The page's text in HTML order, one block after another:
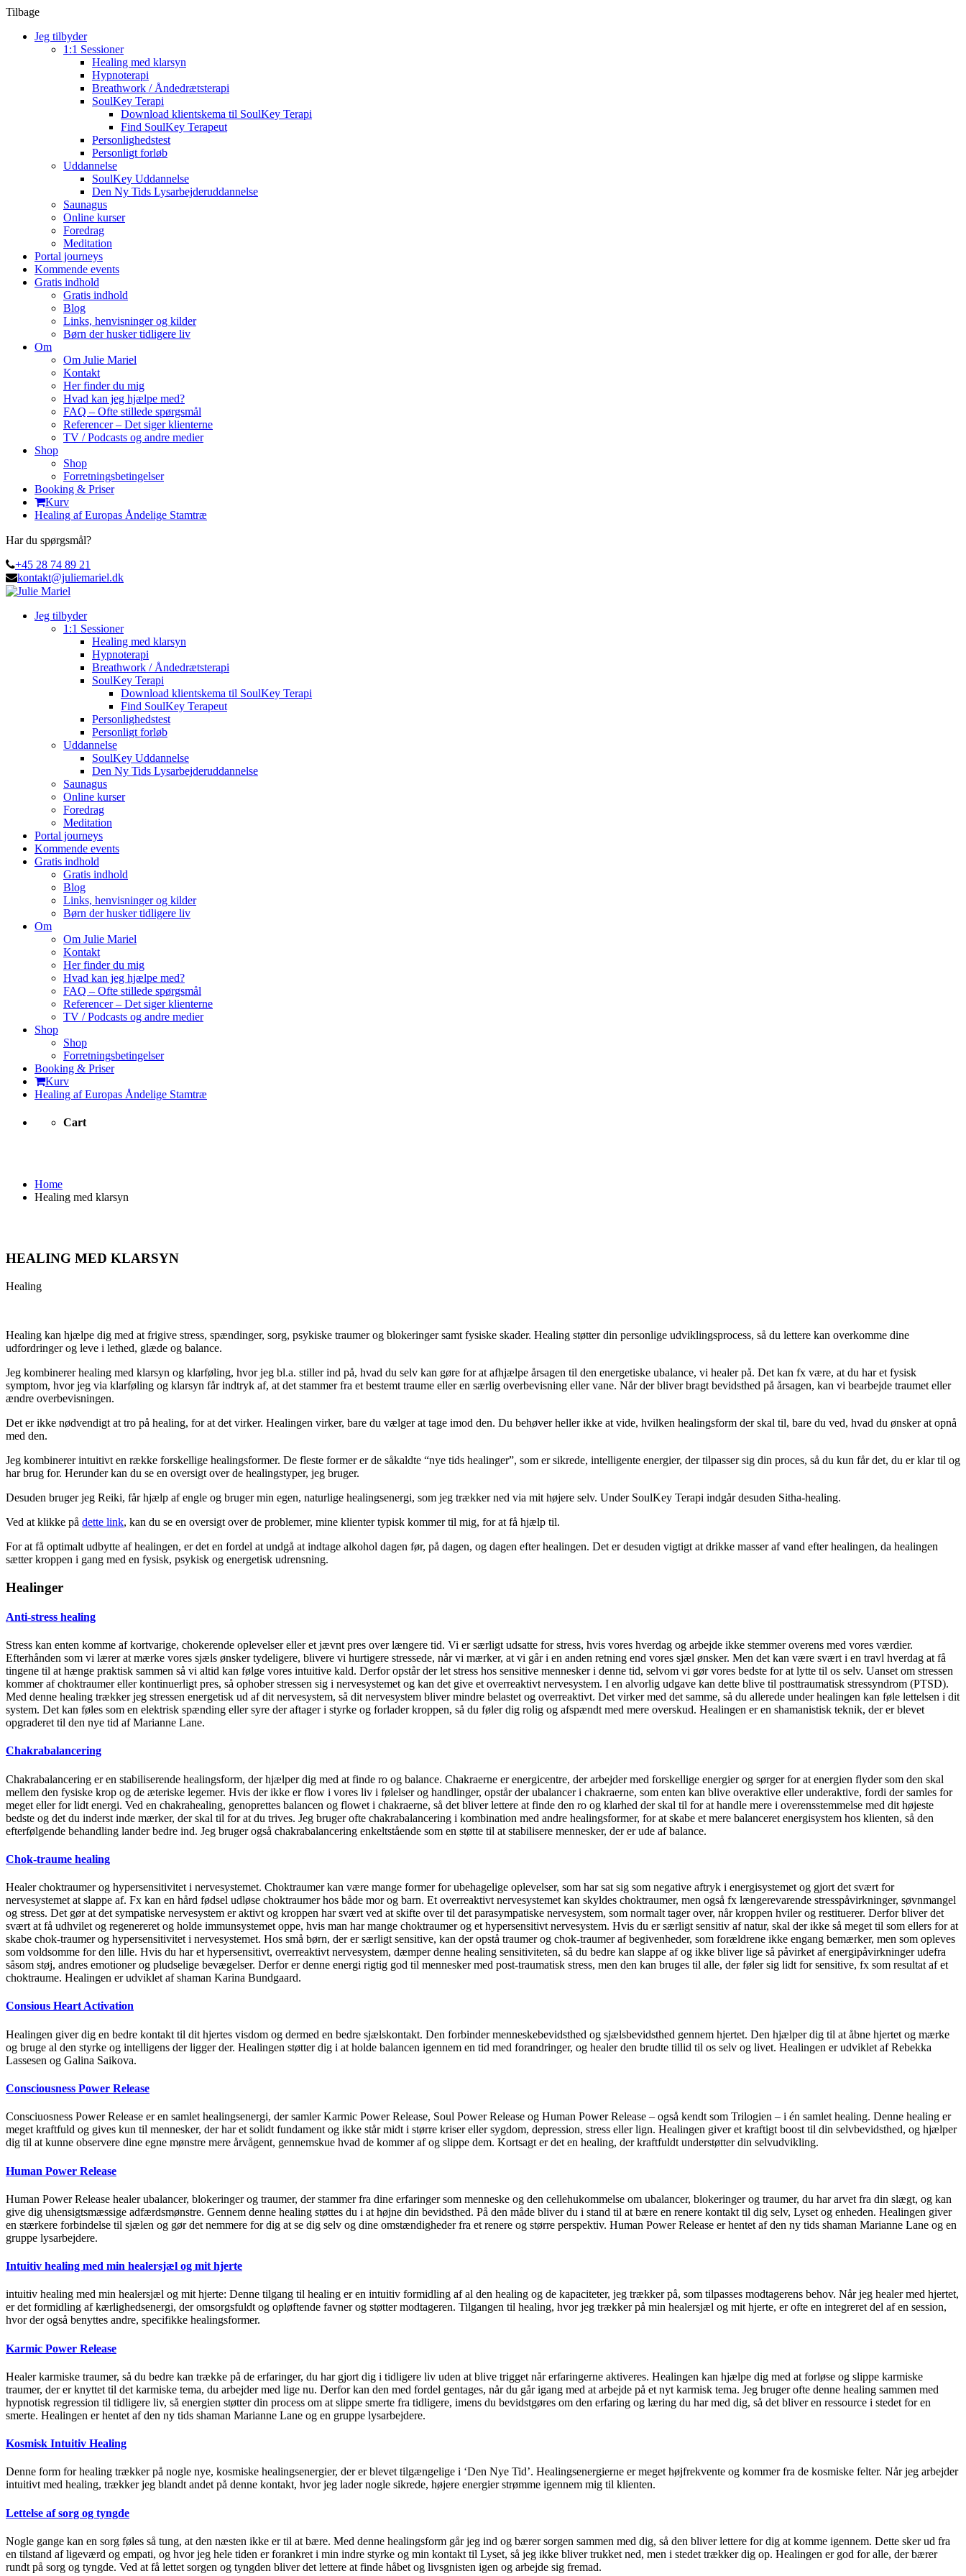
Tilbage
Jeg tilbyder
1:1 Sessioner
Healing med klarsyn
Hypnoterapi
Breathwork / Åndedrætsterapi
SoulKey Terapi
Download klientskema til SoulKey Terapi
Find SoulKey Terapeut
Personlighedstest
Personligt forløb
Uddannelse
SoulKey Uddannelse
Den Ny Tids Lysarbejderuddannelse
Saunagus
Online kurser
Foredrag
Meditation
Portal journeys
Kommende events
Gratis indhold
Gratis indhold
Blog
Links, henvisninger og kilder
Børn der husker tidligere liv
Om
Om Julie Mariel
Kontakt
Her finder du mig
Hvad kan jeg hjælpe med?
FAQ – Ofte stillede spørgsmål
Referencer – Det siger klienterne
TV / Podcasts og andre medier
Shop
Shop
Forretningsbetingelser
Booking & Priser
Kurv
Healing af Europas Åndelige Stamtræ
Har du spørgsmål?
+45 28 74 89 21
kontakt@juliemariel.dk
Jeg tilbyder
1:1 Sessioner
Healing med klarsyn
Hypnoterapi
Breathwork / Åndedrætsterapi
SoulKey Terapi
Download klientskema til SoulKey Terapi
Find SoulKey Terapeut
Personlighedstest
Personligt forløb
Uddannelse
SoulKey Uddannelse
Den Ny Tids Lysarbejderuddannelse
Saunagus
Online kurser
Foredrag
Meditation
Portal journeys
Kommende events
Gratis indhold
Gratis indhold
Blog
Links, henvisninger og kilder
Børn der husker tidligere liv
Om
Om Julie Mariel
Kontakt
Her finder du mig
Hvad kan jeg hjælpe med?
FAQ – Ofte stillede spørgsmål
Referencer – Det siger klienterne
TV / Podcasts og andre medier
Shop
Shop
Forretningsbetingelser
Booking & Priser
Kurv
Healing af Europas Åndelige Stamtræ
Cart
Home
Healing med klarsyn
HEALING MED KLARSYN
Healing
Healing kan hjælpe dig med at frigive stress, spændinger, sorg, psykiske traumer og blokeringer samt fysiske skader. Healing støtter din personlige udviklingsprocess, så du lettere kan overkomme dine
udfordringer og leve i lethed, glæde og balance.
Jeg kombinerer healing med klarsyn og klarføling, hvor jeg bl.a. stiller ind på, hvad du selv kan gøre for at afhjælpe årsagen til den energetiske ubalance, vi healer på. Det kan fx være, at du har et fysisk
symptom, hvor jeg via klarføling og klarsyn får indtryk af, at det stammer fra et bestemt traume eller en særlig overbevisning eller vane. Når der bliver bragt bevidsthed på årsagen, kan vi bearbejde traumet eller
ændre overbevisningen.
Det er ikke nødvendigt at tro på healing, for at det virker. Healingen virker, bare du vælger at tage imod den. Du behøver heller ikke at vide, hvilken healingsform der skal til, bare du ved, hvad du ønsker at opnå
med den.
Jeg kombinerer intuitivt en række forskellige healingsformer. De fleste former er de såkaldte “nye tids healinger”, som er sikrede, intelligente energier, der tilpasser sig din proces, så du kun får det, du er klar til og
har brug for. Herunder kan du se en oversigt over de healingstyper, jeg bruger.
Desuden bruger jeg Reiki, får hjælp af engle og bruger min egen, naturlige healingsenergi, som jeg trækker ned via mit højere selv. Under SoulKey Terapi indgår desuden Sitha-healing.
Ved at klikke på dette link, kan du se en oversigt over de problemer, mine klienter typisk kommer til mig, for at få hjælp til.
For at få optimalt udbytte af healingen, er det en fordel at undgå at indtage alkohol dagen før, på dagen, og dagen efter healingen. Det er desuden vigtigt at drikke masser af vand efter healingen, da healingen
sætter kroppen i gang med en fysisk, psykisk og energetisk udrensning.
Healinger
Anti-stress healing
Stress kan enten komme af kortvarige, chokerende oplevelser eller et jævnt pres over længere tid. Vi er særligt udsatte for stress, hvis vores hverdag og arbejde ikke stemmer overens med vores værdier.
Efterhånden som vi lærer at mærke vores sjæls ønsker tydeligere, blivere vi hurtigere stressede, når vi mærker, at vi går i en anden retning end vores sjæl ønsker. Men det kan være svært i en travl hverdag at få
tingene til at hænge praktisk sammen så vi altid kan følge vores intuitive kald. Derfor opstår der let stress hos sensitive mennesker i denne tid, selvom vi gør vores bedste for at lytte til os selv. Uanset om stressen
kommer af choktraumer eller kontinuerligt pres, så ophober stressen sig i nervesystemet og kan det give et overreaktivt nervesystem. I en alvorlig udgave kan dette blive til posttraumatisk stressyndrom (PTSD).
Med denne healing trækker jeg stressen energetisk ud af dit nervesystem, så dit nervesystem bliver mindre belastet og overreaktivt. Det virker med det samme, så du allerede under healingen kan føle lettelsen i dit
system. Det kan føles som en elektrisk spænding eller syre der aftager i styrke og forlader kroppen, så du føler dig rolig og afspændt med mere overskud. Healingen er en shamanistisk teknik, der er blevet
opgraderet til den nye tid af Marianne Lane.
Chakrabalancering
Chakrabalancering er en stabiliserende healingsform, der hjælper dig med at finde ro og balance. Chakraerne er energicentre, der arbejder med forskellige energier og sørger for at energien flyder som den skal
mellem den fysiske krop og de æteriske legemer. Hvis der ikke er flow i vores liv i følelser og handlinger, opstår der ubalancer i chakraerne, som enten kan blive overaktive eller underaktive, fordi der samles for
meget eller for lidt energi. Ved en chakrahealing, genoprettes balancen og flowet i chakraerne, så det bliver lettere at finde den ro og klarhed der skal til for at handle mere i overensstemmelse med dit højeste
bedste og det du inderst inde mærker, der skal til for at du trives. Jeg bruger ofte chakrabalancering i kombination med andre healingsformer, for at skabe et mere balanceret energisystem hos klienten, så den
efterfølgende behandling lander bedre ind. Jeg bruger også chakrabalancering enkeltstående som en støtte til at stabilisere mennesker, der er ude af balance.
Chok-traume healing
Healer choktraumer og hypersensitivitet i nervesystemet. Choktraumer kan være mange former for ubehagelige oplevelser, som har sat sig som negative aftryk i energisystemet og gjort det svært for
nervesystemet at slappe af. Fx kan en hård fødsel udløse choktraumer hos både mor og barn. Et overreaktivt nervesystemet kan skyldes choktraumer, men også fx længerevarende stresspåvirkninger, søvnmangel
og stress. Det gør at det sympatiske nervesystem er aktivt og kroppen har svært ved at skifte over til det parasympatiske nervesystem, som normalt tager over, når kroppen hviler og restituerer. Derfor bliver det
svært at få udhvilet og regenereret og holde immunsystemet oppe, hvis man har mange choktraumer og et hypersensitivt nervesystem. Hvis du er særligt sensitiv af natur, skal der ikke så meget til som ellers for at
skabe chok-traumer og hypersensitivitet i nervesystemet. Hos små børn, der er særligt sensitive, kan der opstå traumer og chok-traumer af begivenheder, som forældrene ikke engang bemærker, men som opleves
som voldsomme for den lille. Hvis du har et hypersensitivt, overreaktivt nervesystem, dæmper denne healing sensitiviteten, så du bedre kan slappe af og ikke bliver lige så påvirket af energipåvirkninger udefra
såsom støj, andres emotioner og pludselige bevægelser. Derfor er denne energi rigtig god til mennesker med post-traumatisk stress, men den kan bruges til alle, der føler sig lidt for sensitive, fx som resultat af et
choktraume. Healingen er udviklet af shaman Karina Bundgaard.
Consious Heart Activation
Healingen giver dig en bedre kontakt til dit hjertes visdom og dermed en bedre sjælskontakt. Den forbinder menneskebevidsthed og sjælsbevidsthed gennem hjertet. Den hjælper dig til at åbne hjertet og mærke
og bruge al den styrke og intelligens der ligger der. Healingen støtter dig i at holde balancen igennem en tid med forandringer, og healer den brudte tillid til os selv og livet. Healingen er udviklet af Rebekka
Lassesen og Galina Saikova.
Consciousness Power Release
Consciuosness Power Release er en samlet healingsenergi, der samler Karmic Power Release, Soul Power Release og Human Power Release – også kendt som Trilogien – i én samlet healing. Denne healing er
meget kraftfuld og gives kun til mennesker, der har et solidt fundament og ikke står midt i større kriser eller sygdom, depression, stress eller lign. Healingen giver et kraftigt boost til din selvbevidsthed, og hjælper
dig til at kunne observere dine egne mønstre mere årvågent, gennemskue hvad de kommer af og slippe dem. Kortsagt er det en healing, der kraftfuldt understøtter din selvudvikling.
Human Power Release
Human Power Release healer ubalancer, blokeringer og traumer, der stammer fra dine erfaringer som menneske og den cellehukommelse om ubalancer, blokeringer og traumer, du har arvet fra din slægt, og kan
give dig uhensigtsmæssige adfærdsmønstre. Gennem denne healing støttes du i at højne din bevidsthed. På den måde bliver du i stand til at bære en renere kontakt til dig selv, Lyset og enheden. Healingen giver
en stærkere forbindelse til sjælen og gør det nemmere for dig at se dig selv og dine omstændigheder fra et renere og større perspektiv. Human Power Release er hentet af den ny tids shaman Marianne Lane og en
gruppe lysarbejdere.
Intuitiv healing med min healersjæl og mit hjerte
intuitiv healing med min healersjæl og mit hjerte: Denne tilgang til healing er en intuitiv formidling af al den healing og de kapaciteter, jeg trækker på, som tilpasses modtagerens behov. Når jeg healer med hjertet,
er det formidling af kærlighedsenergi, der omsorgsfuldt og opløftende favner og støtter modtageren. Tilgangen til healing, hvor jeg trækker på min healersjæl og mit hjerte, er ofte en integreret del af en session,
hvor der også benyttes andre, specifikke healingsformer.
Karmic Power Release
Healer karmiske traumer, så du bedre kan trække på de erfaringer, du har gjort dig i tidligere liv uden at blive trigget når erfaringerne aktiveres. Healingen kan hjælpe dig med at forløse og slippe karmiske
traumer, der er knyttet til det karmiske tema, du arbejder med lige nu. Derfor kan den med fordel gentages, når du går igang med at arbejde på et nyt karmisk tema. Jeg bruger ofte denne healing sammen med
hypnotisk regression til tidligere liv, så energien støtter din process om at slippe smerte fra tidligere, imens du bevidstgøres om den erfaring og læring du har med dig, så det bliver en ressource i stedet for en
smerte. Healingen er hentet af den ny tids shaman Marianne Lane og en gruppe lysarbejdere.
Kosmisk Intuitiv Healing
Denne form for healing trækker på nogle nye, kosmiske healingsenergier, der er blevet tilgængelige i ‘Den Nye Tid’. Healingsenergierne er meget højfrekvente og kommer fra de kosmiske felter. Når jeg arbejder
intuitivt med healing, trækker jeg blandt andet på denne kontakt, hvor jeg lader nogle sikrede, højere energier strømme igennem mig til klienten.
Lettelse af sorg og tyngde
Nogle gange kan en sorg føles så tung, at den næsten ikke er til at bære. Med denne healingsform går jeg ind og bærer sorgen sammen med dig, så den bliver lettere for dig at komme igennem. Dette sker ud fra
en tilstand af ligeværd og empati, og hvor jeg hele tiden er forankret i min indre styrke og min kontakt til Lyset, så jeg ikke bliver trukket ned, men i stedet trækker dig op. Healingen er god for alle, der bærer
rundt på sorg og tyngde. Ved at få lettet sorgen og tyngden bliver det lettere at finde håbet og livsgnisten igen og arbejde sig fremad.